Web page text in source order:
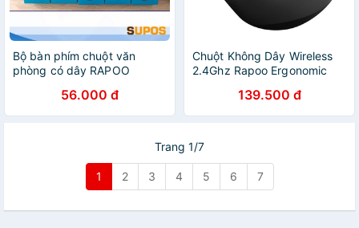
Bộ bàn phím chuột văn
phòng có dây RAPOO
56.000 đ
Chuột Không Dây Wireless
2.4Ghz Rapoo Ergonomic
139.500 đ
Trang 1/7
1 2 3 4 5 6 7